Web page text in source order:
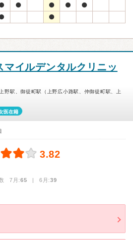
マイルデンタルクリニッ
野駅、御徒町駅（上野広小路駅、仲御徒町駅、上
医在籍
3.82
7月:65 | 6月:39